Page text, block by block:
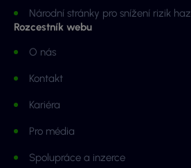
Národní stránky pro snížení rizik
Rozcestník webu
O nás
Kontakt
Kariéra
Pro média
Spolupráce a inzerce